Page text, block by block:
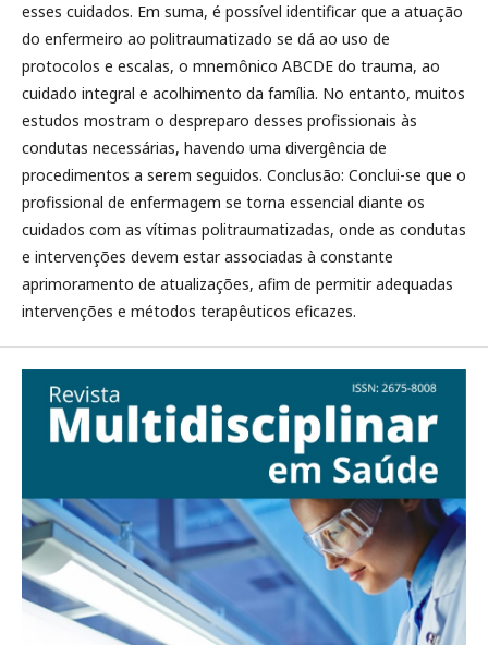
esses cuidados. Em suma, é possível identificar que a atuação
do enfermeiro ao politraumatizado se dá ao uso de
protocolos e escalas, o mnemônico ABCDE do trauma, ao
cuidado integral e acolhimento da família. No entanto, muitos
estudos mostram o despreparo desses profissionais às
condutas necessárias, havendo uma divergência de
procedimentos a serem seguidos. Conclusão: Conclui-se que o
profissional de enfermagem se torna essencial diante os
cuidados com as vítimas politraumatizadas, onde as condutas
e intervenções devem estar associadas à constante
aprimoramento de atualizações, afim de permitir adequadas
intervenções e métodos terapêuticos eficazes.